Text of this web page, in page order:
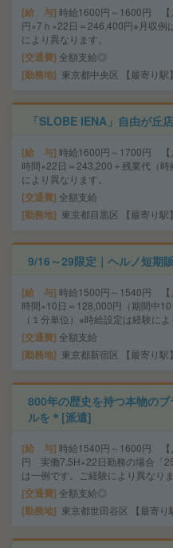
給 与 時給1600円～1600円 【
円×7ｈ×22日＝246,400円※月収例
により異なります。
交通費 全額支給◎
勤務地 東京都中央区 【最寄り駅
「SLOBE IENA」自由が丘
給 与 時給1600円～1700円 【
時間×22日＝243,200＋残業代（
により異なります。
交通費 全額支給
勤務地 東京都目黒区 【最寄り駅
9/16～29限定｜ヘルノ短期
給 与 時給1500円～1540円 【
時間×10日＝128,000円（期間中
（１分単位）※時給設定は経験によ
交通費 全額支給
勤務地 東京都新宿区 【最寄り駅
800年の歴史を持つ本物の
ルを＊[派遣]
給 与 時給1540円～1600円 【
円 実働7.5H×22日勤務の場合「
は一例です。ご経験により異なりま
交通費 全額支給◎
勤務地 東京都世田谷区 【最寄り